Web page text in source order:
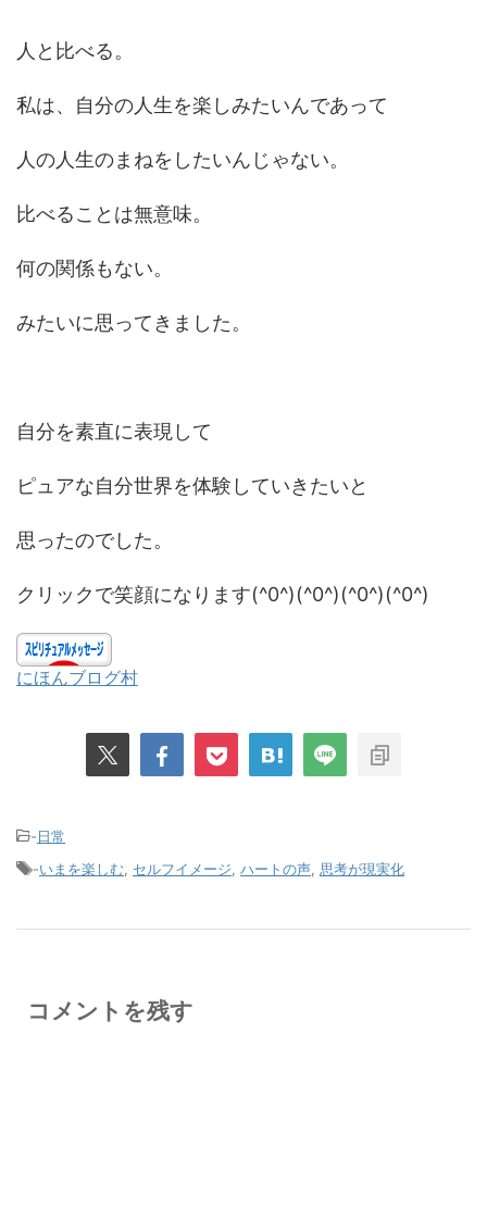
人と比べる。
私は、自分の人生を楽しみたいんであって
人の人生のまねをしたいんじゃない。
比べることは無意味。
何の関係もない。
みたいに思ってきました。
自分を素直に表現して
ピュアな自分世界を体験していきたいと
思ったのでした。
クリックで笑顔になります(^0^)(^0^)(^0^)(^0^)
にほんブログ村
-日常
-いまを楽しむ セルフイメージ ハートの声 思考が現実化
コメントを残す